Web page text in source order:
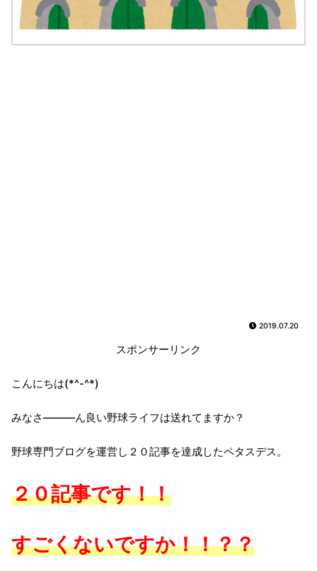
2019.07.20
スポンサーリンク
こんにちは(*^-^*)
みなさ―――ん良い野球ライフは送れてますか？
野球専門ブログを運営し２０記事を達成したペタスデス。
２０記事です！！
すごくないですか！！？？